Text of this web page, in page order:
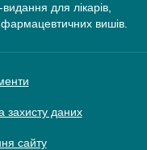
для лікарів,
вишів.
захисту даних
сайту